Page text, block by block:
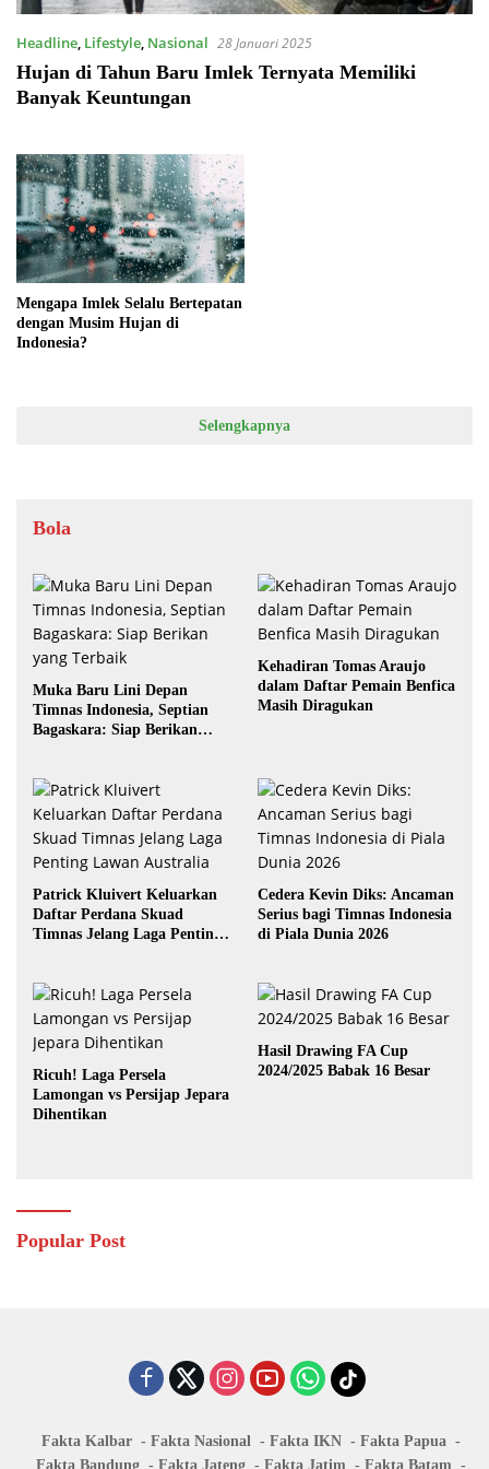
Headline, Lifestyle, Nasional 28 Januari 2025
Hujan di Tahun Baru Imlek Ternyata Memiliki
Banyak Keuntungan
Mengapa Imlek Selalu Bertepatan
dengan Musim Hujan di
Indonesia?
Selengkapnya
Bola
Muka Baru Lini Depan
Timnas Indonesia, Septian
Bagaskara: Siap Berikan
Kehadiran Tomas Araujo
dalam Daftar Pemain Benfica
Masih Diragukan
Patrick Kluivert Keluarkan
Daftar Perdana Skuad
Timnas Jelang Laga Penting
Cedera Kevin Diks: Ancaman
Serius bagi Timnas Indonesia
di Piala Dunia 2026
Ricuh! Laga Persela
Lamongan vs Persijap Jepara
Dihentikan
Hasil Drawing FA Cup
2024/2025 Babak 16 Besar
Popular Post
Fakta Kalbar Fakta Nasional Fakta IKN
Fakta Papua
Fakta Bandung
Fakta Jateng Fakta Jatim Fakta Batam